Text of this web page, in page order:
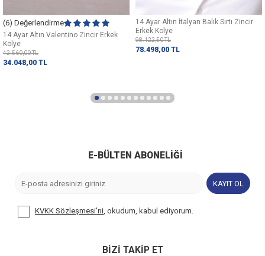
(6) Değerlendirme
14 Ayar Altın Valentino Zincir Erkek
Kolye
42.560,00TL
34.048,00 TL
14 Ayar Altın İtalyan Balık Sırtı Zincir
Erkek Kolye
98.122,50TL
78.498,00 TL
E-BÜLTEN ABONELIĞI
KAYIT OL
KVKK Sözleşmesi'ni, okudum, kabul ediyorum.
BİZİ TAKİP ET